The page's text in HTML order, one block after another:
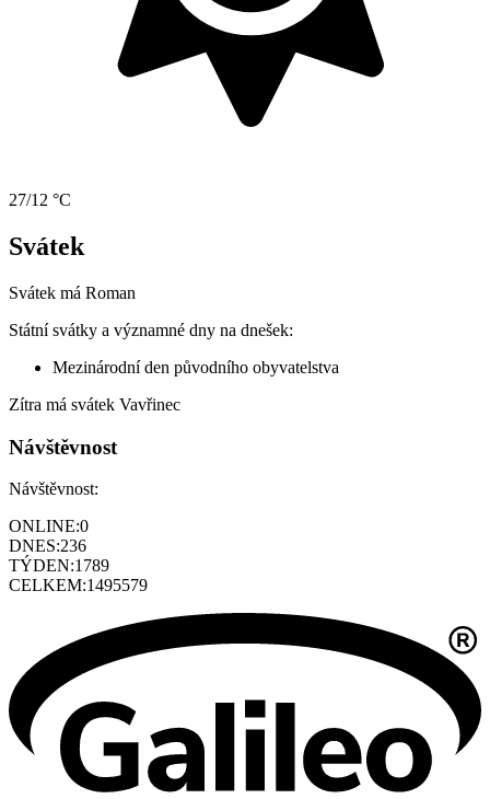
27/12 °C
Svátek
Svátek má Roman
Státní svátky a významné dny na dnešek:
Mezinárodní den původního obyvatelstva
Zítra má svátek Vavřinec
Návštěvnost
Návštěvnost:
ONLINE:0
DNES:236
TÝDEN:1789
CELKEM:1495579